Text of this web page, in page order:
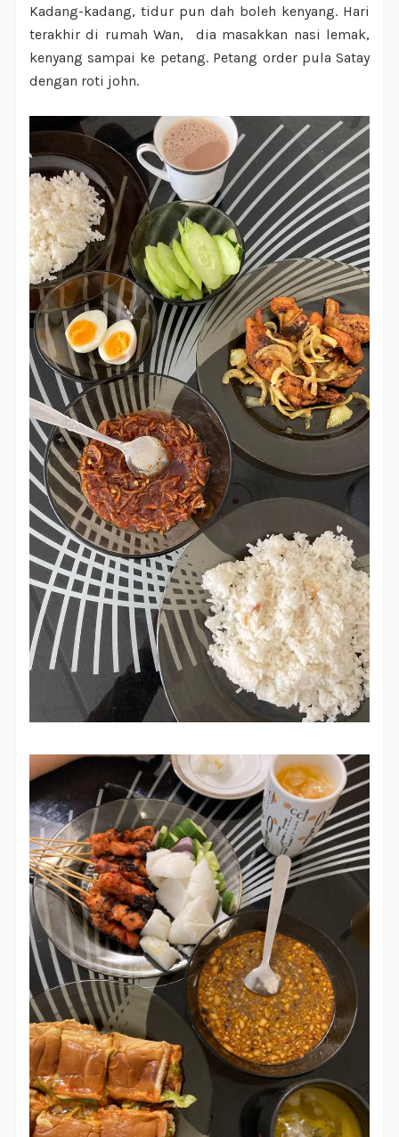
Kadang-kadang, tidur pun dah boleh kenyang. Hari
terakhir di rumah Wan, dia masakkan nasi lemak,
kenyang sampai ke petang. Petang order pula Satay
dengan roti john.